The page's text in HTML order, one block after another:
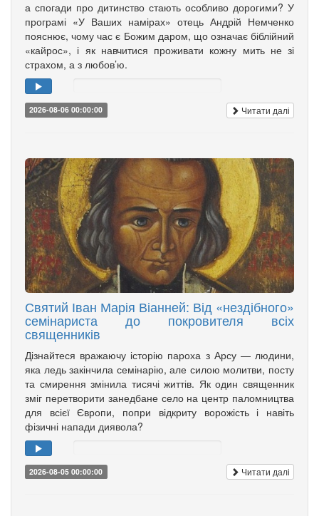
а спогади про дитинство стають особливо дорогими? У
програмі «У Ваших намірах» отець Андрій Немченко
пояснює, чому час є Божим даром, що означає біблійний
«кайрос», і як навчитися проживати кожну мить не зі
страхом, а з любов’ю.
2026-08-06 00:00:00 Читати далі
Святий Іван Марія Віанней: Від «нездібного»
семінариста до покровителя всіх
священників
Дізнайтеся вражаючу історію пароха з Арсу — людини,
яка ледь закінчила семінарію, але силою молитви, посту
та смирення змінила тисячі життів. Як один священник
зміг перетворити занедбане село на центр паломництва
для всієї Європи, попри відкриту ворожість і навіть
фізичні напади диявола?
2026-08-05 00:00:00 Читати далі